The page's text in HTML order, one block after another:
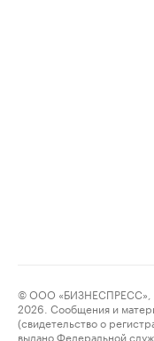
© ООО «БИЗНЕСПРЕСС»,
2026. Сообщения и
(свидетельство о
выдано Федеральной